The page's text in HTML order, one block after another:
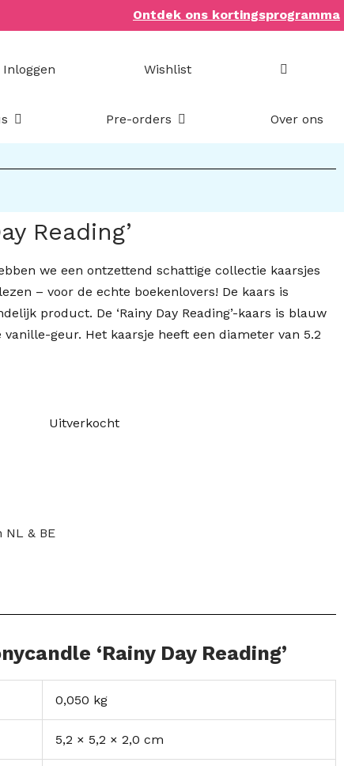
Ontdek ons kortingsprogramma
Inloggen Wishlist
Open Bookish items & cadeaus
Pre-orders Open Pre-ordersOver ons
Reading’
we een ontzettend schattige collectie kaarsjes
– voor de echte boekenlovers! De kaars is
product. De ‘Rainy Day Reading’-kaars is blauw
geur. Het kaarsje heeft een diameter van 5.2
Uitverkocht
& BE
‘Rainy Day Reading’
0,050 kg
5,2 × 5,2 × 2,0 cm